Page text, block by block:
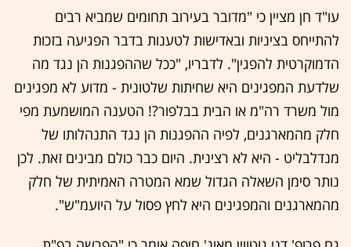
עו"ד חן מציין כי "מדובר בעירוב תחומים שמביא רבים
להתייחס בציניות ובאדישות לטענות בדבר הפגיעה בזכות
הדמוקרטית להפגין". לדבריו, "ככל שההפגנות הן נגד מה
שלדעת המפגינים היא שחיתות שלטונית - מדוע לא מפגינים
מול משרד רה"מ או הבית בבלפור?! הטענה המושמעת מפי
חלק מהמארגנים, לפיה ההפגנות הן נגד התנהלותו של
מנדלבליט - היא לא רצינית. היום כבר כולם מבינים זאת. לכן
נותר סימן השאלה הגדול שמא המטרה האמיתית של חלק
מהמארגנים והמפגינים היא לחץ פסול על היועמ"ש".